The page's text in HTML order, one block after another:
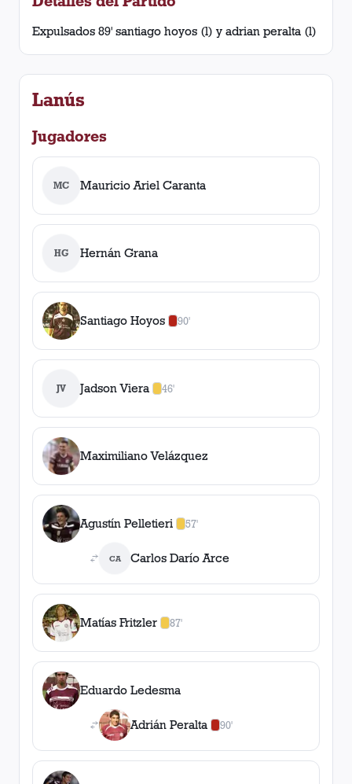
Expulsados 89' santiago hoyos (l) y adrian peralta (l)
Lanús
Jugadores
MC Mauricio Ariel Caranta
HG Hernán Grana
Santiago Hoyos 90'
0amarilla
JV Jadson Viera 46'
1amarilla
Maximiliano Velázquez
Agustín Pelletieri 57'
1amarilla
CA Carlos Darío Arce
Matías Fritzler 87'
1amarilla
Eduardo Ledesma
Adrián Peralta 90'
0amarilla